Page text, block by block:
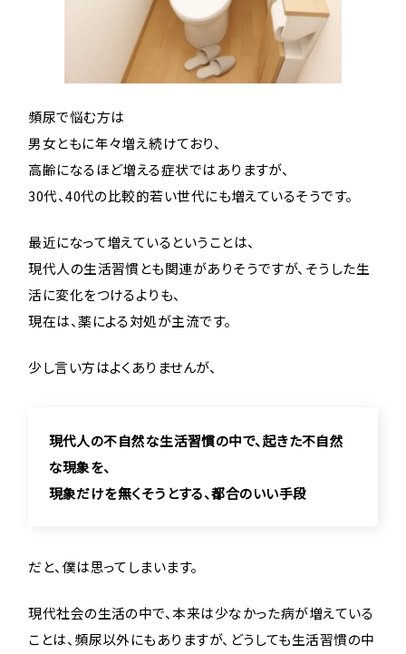
頻尿で悩む方は
男女ともに年々増え続けており、
高齢になるほど増える症状ではありますが、
30代、40代の比較的若い世代にも増えているそうです。
最近になって増えているということは、
現代人の生活習慣とも関連がありそうですが、そうした生
活に変化をつけるよりも、
現在は、薬による対処が主流です。
少し言い方はよくありませんが、
現代人の不自然な生活習慣の中で、起きた不自然
な現象を、
現象だけを無くそうとする、都合のいい手段
だと、僕は思ってしまいます。
現代社会の生活の中で、本来は少なかった病が増えている
ことは、頻尿以外にもありますが、どうしても生活習慣の中